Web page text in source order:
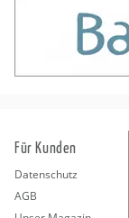
Für Kunden
Datenschutz
AGB